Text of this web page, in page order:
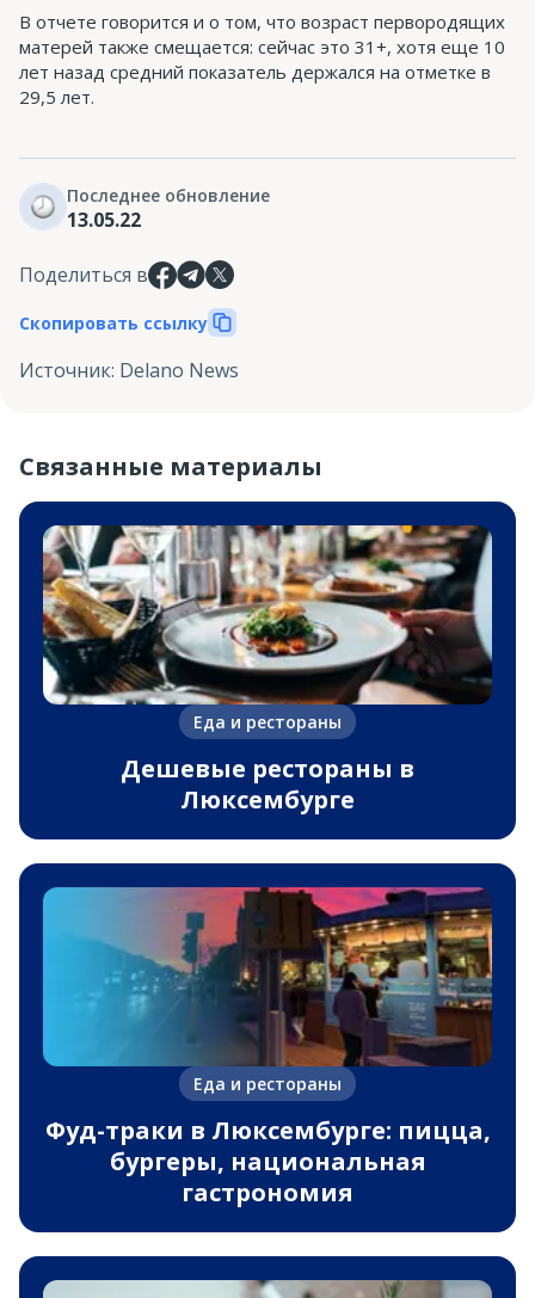
В отчете говорится и о том, что возраст первородящих
матерей также смещается: сейчас это 31+, хотя еще 10
лет назад средний показатель держался на отметке в
29,5 лет.
Последнее обновление
13.05.22
Поделиться в
Скопировать ссылку
Источник: Delano News
Связанные материалы
Еда и рестораны
Дешевые рестораны в
Люксембурге
Еда и рестораны
Фуд-траки в Люксембурге: пицца,
бургеры, национальная
гастрономия